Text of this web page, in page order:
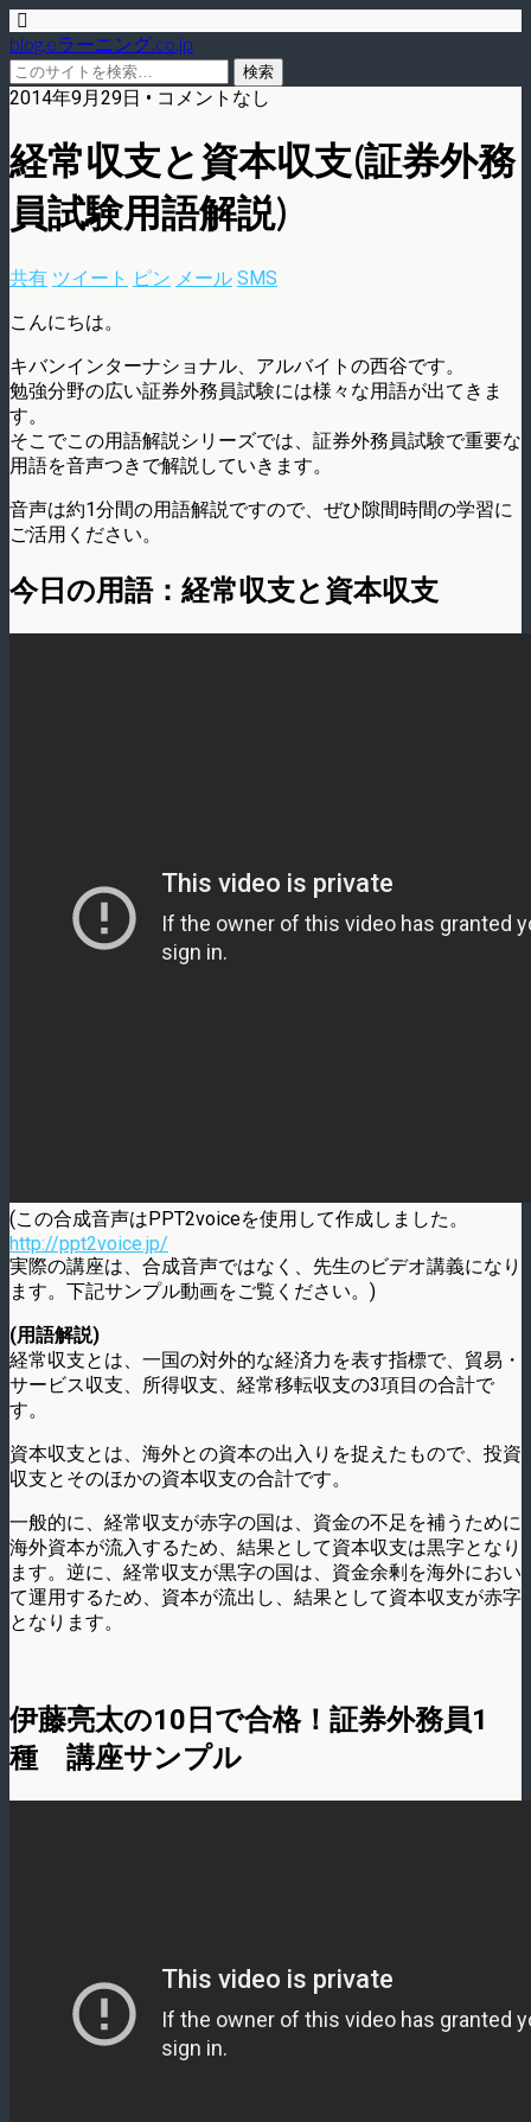
blog.eラーニング.co.jp
2014年9月29日 • コメントなし
経常収支と資本収支(証券外務
員試験用語解説)
共有 ツイート ピン メール SMS
こんにちは。
キバンインターナショナル、アルバイトの西谷です。
勉強分野の広い証券外務員試験には様々な用語が出てきま
す。
そこでこの用語解説シリーズでは、証券外務員試験で重要な
用語を音声つきで解説していきます。
音声は約1分間の用語解説ですので、ぜひ隙間時間の学習に
ご活用ください。
今日の用語：経常収支と資本収支
(この合成音声はPPT2voiceを使用して作成しました。
http://ppt2voice.jp/
実際の講座は、合成音声ではなく、先生のビデオ講義になり
ます。下記サンプル動画をご覧ください。)
(用語解説)
経常収支とは、一国の対外的な経済力を表す指標で、貿易・
サービス収支、所得収支、経常移転収支の3項目の合計で
す。
資本収支とは、海外との資本の出入りを捉えたもので、投資
収支とそのほかの資本収支の合計です。
一般的に、経常収支が赤字の国は、資金の不足を補うために
海外資本が流入するため、結果として資本収支は黒字となり
ます。逆に、経常収支が黒字の国は、資金余剰を海外におい
て運用するため、資本が流出し、結果として資本収支が赤字
となります。
伊藤亮太の10日で合格！証券外務員1
種 講座サンプル